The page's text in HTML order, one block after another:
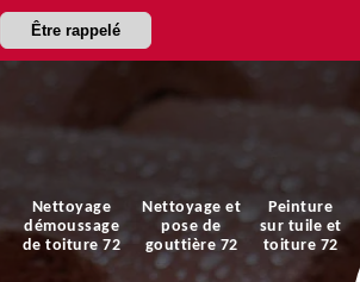
Être rappelé
Nettoyage
démoussage
de toiture 72
Nettoyage et
pose de
gouttière 72
Peinture
sur tuile et
toiture 72